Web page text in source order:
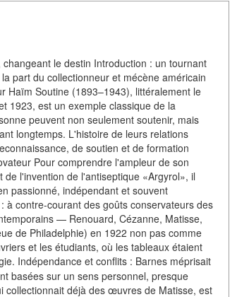
le destin Introduction : un tournant
part du collectionneur et mécène américain
Haïm Soutine (1893–1943), littéralement le
1923, est un exemple classique de la
peuvent non seulement soutenir, mais
longtemps. L'histoire de leurs relations
de soutien et de formation
Pour comprendre l'ampleur de son
l'invention de l'antiseptique «Argyrol», il
passionné, indépendant et souvent
à contre-courant des goûts conservateurs des
— Renouard, Cézanne, Matisse,
de Philadelphie) en 1922 non pas comme
et les étudiants, où les tableaux étaient
Indépendance et conflits : Barnes méprisait
basées sur un sens personnel, presque
collectionnait déjà des œuvres de Matisse, est